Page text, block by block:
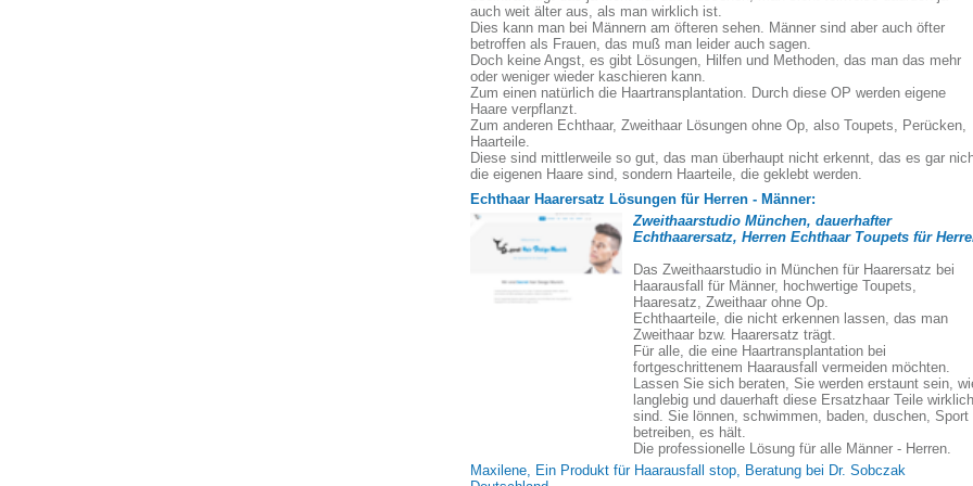
auch weit älter aus, als man wirklich ist.
Dies kann man bei Männern am öfteren sehen. Männer sind aber auch öfter
betroffen als Frauen, das muß man leider auch sagen.
Doch keine Angst, es gibt Lösungen, Hilfen und Methoden, das man das mehr
oder weniger wieder kaschieren kann.
Zum einen natürlich die Haartransplantation. Durch diese OP werden eigene
Haare verpflanzt.
Zum anderen Echthaar, Zweithaar Lösungen ohne Op, also Toupets, Perücken,
Haarteile.
Diese sind mittlerweile so gut, das man überhaupt nicht erkennt, das es gar
die eigenen Haare sind, sondern Haarteile, die geklebt werden.
Echthaar Haarersatz Lösungen für Herren - Männer:
Zweithaarstudio München, dauerhafter
Echthaarersatz, Herren Echthaar Toupets für
Das Zweithaarstudio in München für Haarersatz bei
Haarausfall für Männer, hochwertige Toupets,
Haaresatz, Zweithaar ohne Op.
Echthaarteile, die nicht erkennen lassen, das man
Zweithaar bzw. Haarersatz trägt.
Für alle, die eine Haartransplantation bei
fortgeschrittenem Haarausfall vermeiden möchten.
Lassen Sie sich beraten, Sie werden erstaunt sein,
langlebig und dauerhaft diese Ersatzhaar Teile wirklich
sind. Sie lönnen, schwimmen, baden, duschen, Sport
betreiben, es hält.
Die professionelle Lösung für alle Männer - Herren.
Maxilene, Ein Produkt für Haarausfall stop, Beratung bei Dr. Sobczak